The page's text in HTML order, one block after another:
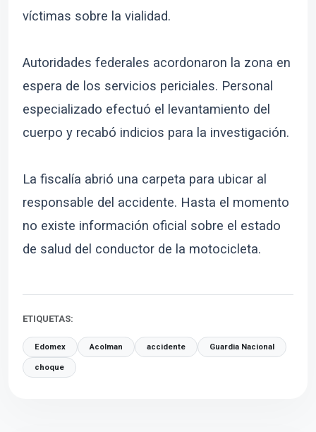
víctimas sobre la vialidad.
Autoridades federales acordonaron la zona en
espera de los servicios periciales. Personal
especializado efectuó el levantamiento del
cuerpo y recabó indicios para la investigación.
La fiscalía abrió una carpeta para ubicar al
responsable del accidente. Hasta el momento
no existe información oficial sobre el estado
de salud del conductor de la motocicleta.
ETIQUETAS:
Edomex Acolman accidente Guardia Nacional
choque